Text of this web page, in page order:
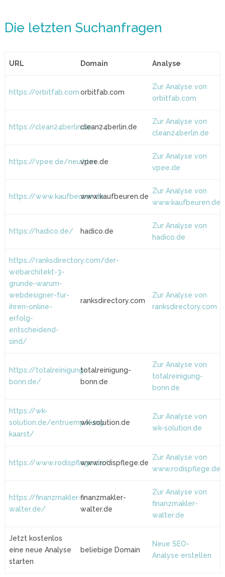
Die letzten Suchanfragen
URL Domain Analyse
https://orbitfab.comorbitfab.com
Zur Analyse von
orbitfab.com
https://clean24berlin.declean24berlin.de
Zur Analyse von
clean24berlin.de
https://vpee.de/neu.htm
vpee.de
Zur Analyse von
vpee.de
https://www.kaufbeuren.dewww.kaufbeuren.de
Zur Analyse von
www.kaufbeuren.de
https://hadico.de/ hadico.de
Zur Analyse von
hadico.de
https://ranksdirectory.com/der-
webarchitekt-3-
grunde-warum-
webdesigner-fur-
ihren-online-
erfolg-
entscheidend-
sind/
ranksdirectory.com
Zur Analyse von
ranksdirectory.com
https://totalreinigung-
bonn.de/
totalreinigung-
bonn.de
Zur Analyse von
totalreinigung-
bonn.de
https://wk-
solution.de/entruempelung-
kaarst/
wk-solution.de
Zur Analyse von
wk-solution.de
https://www.rodispflege.de/www.rodispflege.de
Zur Analyse von
www.rodispflege.de
https://finanzmakler-
walter.de/
finanzmakler-
walter.de
Zur Analyse von
finanzmakler-
walter.de
Jetzt kostenlos
eine neue Analyse
starten
beliebige Domain
Neue SEO-
Analyse erstellen